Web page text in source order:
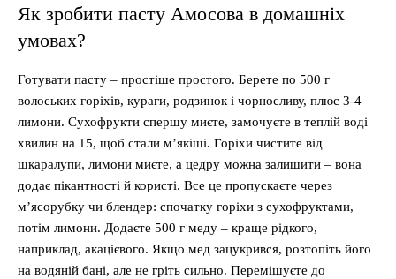
Як зробити пасту Амосова в домашніх
умовах?
Готувати пасту – простіше простого. Берете по 500 г
волоських горіхів, кураги, родзинок і чорносливу, плюс 3-4
лимони. Сухофрукти спершу миєте, замочуєте в теплій воді
хвилин на 15, щоб стали м’якіші. Горіхи чистите від
шкаралупи, лимони миєте, а цедру можна залишити – вона
додає пікантності й користі. Все це пропускаєте через
м’ясорубку чи блендер: спочатку горіхи з сухофруктами,
потім лимони. Додаєте 500 г меду – краще рідкого,
наприклад, акацієвого. Якщо мед зацукрився, розтопіть його
на водяній бані, але не гріть сильно. Перемішуєте до